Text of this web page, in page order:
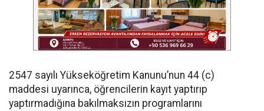
​2547 sayılı Yükseköğretim Kanunu’nun 44 (c)
maddesi uyarınca, öğrencilerin kayıt yaptırıp
yaptırmadığına bakılmaksızın programlarını